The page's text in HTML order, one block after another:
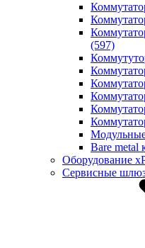
(597)
Bare metal
Оборудование
Сервисные